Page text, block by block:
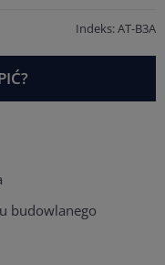
Indeks: AT-B3A
budowlanego